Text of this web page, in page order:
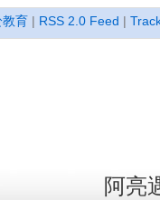
教育 | RSS 2.0 Feed |
阿亮